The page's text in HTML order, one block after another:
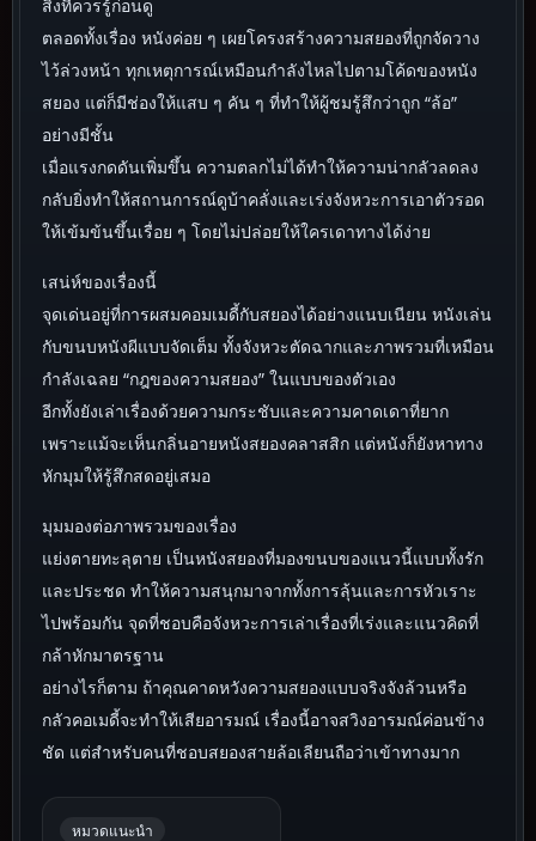
สิ่งที่ควรรู้ก่อนดู
ตลอดทั้งเรื่อง หนังค่อย ๆ เผยโครงสร้างความสยองที่ถูกจัดวาง
ไว้ล่วงหน้า ทุกเหตุการณ์เหมือนกำลังไหลไปตามโค้ดของหนัง
สยอง แต่ก็มีช่องให้แสบ ๆ คัน ๆ ที่ทำให้ผู้ชมรู้สึกว่าถูก “ล้อ”
อย่างมีชั้น
เมื่อแรงกดดันเพิ่มขึ้น ความตลกไม่ได้ทำให้ความน่ากลัวลดลง
กลับยิ่งทำให้สถานการณ์ดูบ้าคลั่งและเร่งจังหวะการเอาตัวรอด
ให้เข้มข้นขึ้นเรื่อย ๆ โดยไม่ปล่อยให้ใครเดาทางได้ง่าย
เสน่ห์ของเรื่องนี้
จุดเด่นอยู่ที่การผสมคอมเมดี้กับสยองได้อย่างแนบเนียน หนังเล่น
กับขนบหนังผีแบบจัดเต็ม ทั้งจังหวะตัดฉากและภาพรวมที่เหมือน
กำลังเฉลย “กฎของความสยอง” ในแบบของตัวเอง
อีกทั้งยังเล่าเรื่องด้วยความกระชับและความคาดเดาที่ยาก
เพราะแม้จะเห็นกลิ่นอายหนังสยองคลาสสิก แต่หนังก็ยังหาทาง
หักมุมให้รู้สึกสดอยู่เสมอ
มุมมองต่อภาพรวมของเรื่อง
แย่งตายทะลุตาย เป็นหนังสยองที่มองขนบของแนวนี้แบบทั้งรัก
และประชด ทำให้ความสนุกมาจากทั้งการลุ้นและการหัวเราะ
ไปพร้อมกัน จุดที่ชอบคือจังหวะการเล่าเรื่องที่เร่งและแนวคิดที่
กล้าหักมาตรฐาน
อย่างไรก็ตาม ถ้าคุณคาดหวังความสยองแบบจริงจังล้วนหรือ
กลัวคอเมดี้จะทำให้เสียอารมณ์ เรื่องนี้อาจสวิงอารมณ์ค่อนข้าง
ชัด แต่สำหรับคนที่ชอบสยองสายล้อเลียนถือว่าเข้าทางมาก
หมวดแนะนำ